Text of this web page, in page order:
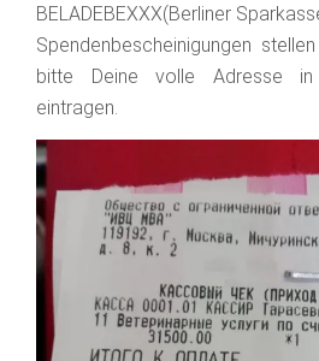
BELADEBEXXX(Berliner
Spendenbescheinigungen
bitte Deine volle Adresse in
eintragen.